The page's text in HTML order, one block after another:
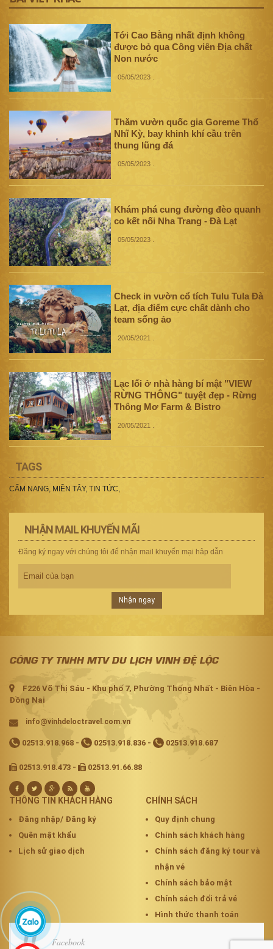
Tới Cao Bằng nhất định không
được bỏ qua Công viên Địa chất
Non nước
05/05/2023
Thăm vườn quốc gia Goreme Thổ
Nhĩ Kỳ, bay khinh khí cầu trên
thung lũng đá
05/05/2023
Khám phá cung đường đèo quanh
co kết nối Nha Trang - Đà Lạt
05/05/2023
Check in vườn cổ tích Tulu Tula Đà
Lạt, địa điểm cực chất dành cho
team sống ảo
20/05/2021
Lạc lối ở nhà hàng bí mật "VIEW
RỪNG THÔNG" tuyệt đẹp - Rừng
Thông Mơ Farm & Bistro
20/05/2021
TAGS
CẨM NANG, MIỀN TÂY, TIN TỨC,
NHẬN MAIL KHUYẾN MÃI
Đăng ký ngay với chúng tôi để nhận mail khuyến mại hâp dẫn
Nhận ngay
CÔNG TY TNHH MTV DU LỊCH VINH ĐỆ LỘC
F226 Võ Thị Sáu - Khu phố 7, Phường Thống Nhất - Biên Hòa -
Đồng Nai
info@vinhdeloctravel.com.vn
02513.918.968 - 02513.918.836 - 02513.918.687
02513.918.473 - 02513.91.66.88
THÔNG TIN KHÁCH HÀNG
Đăng nhập/ Đăng ký
Quên mật khẩu
Lịch sử giao dịch
CHÍNH SÁCH
Quy định chung
Chính sách khách hàng
Chính sách đăng ký tour và
nhận vé
Chính sách bảo mật
Chính sách đổi trả vé
Hình thức thanh toán
Facebook